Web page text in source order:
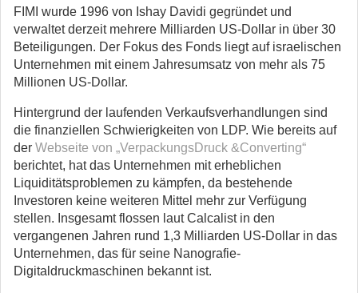
FIMI wurde 1996 von Ishay Davidi gegründet und
verwaltet derzeit mehrere Milliarden US-Dollar in über 30
Beteiligungen. Der Fokus des Fonds liegt auf israelischen
Unternehmen mit einem Jahresumsatz von mehr als 75
Millionen US-Dollar.
Hintergrund der laufenden Verkaufsverhandlungen sind
die finanziellen Schwierigkeiten von LDP. Wie bereits auf
der Webseite von „VerpackungsDruck &Converting“
berichtet, hat das Unternehmen mit erheblichen
Liquiditätsproblemen zu kämpfen, da bestehende
Investoren keine weiteren Mittel mehr zur Verfügung
stellen. Insgesamt flossen laut Calcalist in den
vergangenen Jahren rund 1,3 Milliarden US-Dollar in das
Unternehmen, das für seine Nanografie-
Digitaldruckmaschinen bekannt ist.